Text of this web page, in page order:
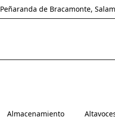
Peñaranda de Bracamonte,
Almacenamiento